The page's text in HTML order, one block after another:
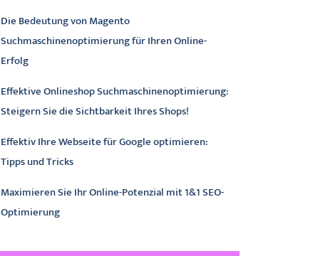
Die Bedeutung von Magento
Suchmaschinenoptimierung für Ihren Online-
Erfolg
Effektive Onlineshop Suchmaschinenoptimierung:
Steigern Sie die Sichtbarkeit Ihres Shops!
Effektiv Ihre Webseite für Google optimieren:
Tipps und Tricks
Maximieren Sie Ihr Online-Potenzial mit 1&1 SEO-
Optimierung